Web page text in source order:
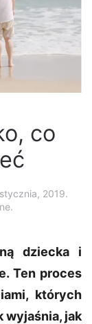
co
2019.
dziecka i
Ten proces
których
wyjaśnia, jak